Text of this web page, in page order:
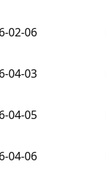
02-06
04-03
04-05
04-06